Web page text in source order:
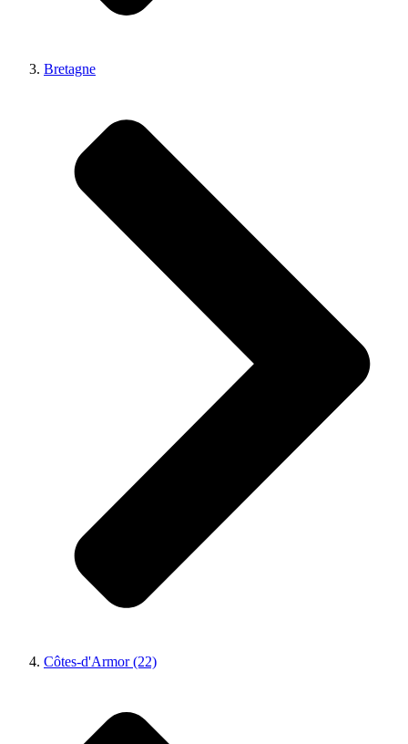
Bretagne
Côtes-d'Armor (22)